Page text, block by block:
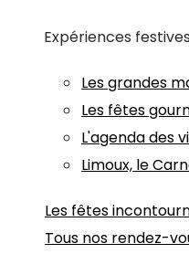
Expériences festives
Les grandes
Les fêtes
L'agenda des
Limoux, le
Les fêtes
Tous nos rendez-